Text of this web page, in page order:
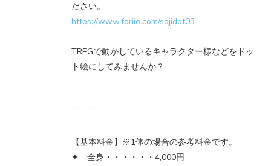
ださい。
https://www.foriio.com/sojidot03
TRPGで動かしているキャラクター様などをドッ
ト絵にしてみませんか？
￣￣￣￣￣￣￣￣￣￣￣￣￣￣￣￣￣￣￣￣￣
￣￣￣
【基本料金】※1体の場合の参考料金です。
✦ 全身・・・・・・4,000円